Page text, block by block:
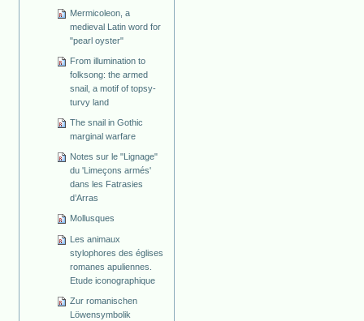
Mermicoleon, a
medieval Latin word for
"pearl oyster"
From illumination to
folksong: the armed
snail, a motif of topsy-
turvy land
The snail in Gothic
marginal warfare
Notes sur le "Lignage"
du 'Limeçons armés'
dans les Fatrasies
d’Arras
Mollusques
Les animaux
stylophores des églises
romanes apuliennes.
Etude iconographique
Zur romanischen
Löwensymbolik